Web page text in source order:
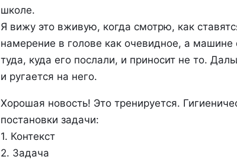
школе.
Я вижу это вживую, когда смотрю, как
намерение в голове как очевидное, а машине
туда, куда его послали, и приносит не то.
и ругается на него.
Хорошая новость! Это тренируется.
постановки задачи:
1. Контекст
2. Задача